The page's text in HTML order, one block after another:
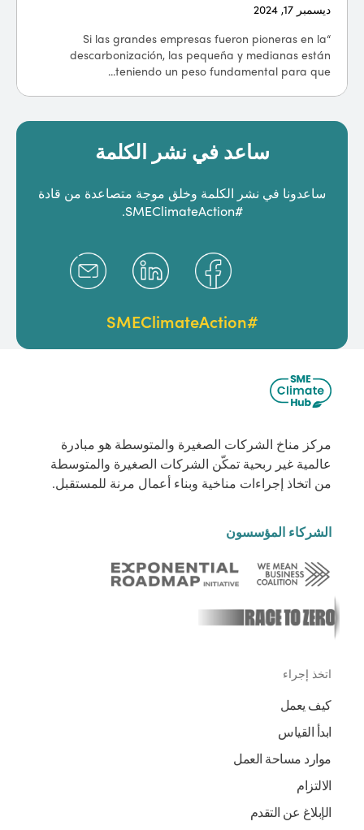
ديسمبر 17, 2024
“Si las grandes empresas fueron pioneras en la
descarbonización, las pequeña y medianas están
teniendo un peso fundamental para que...
ساعد في نشر الكلمة
ساعدونا في نشر الكلمة وخلق موجة متصاعدة من قادة
#SMEClimateAction.
#SMEClimateAction
مركز مناخ الشركات الصغيرة والمتوسطة هو مبادرة
عالمية غير ربحية تمكّن الشركات الصغيرة والمتوسطة
من اتخاذ إجراءات مناخية وبناء أعمال مرنة للمستقبل.
الشركاء المؤسسون
اتخذ إجراء
كيف يعمل
ابدأ القياس
موارد مساحة العمل
الالتزام
الإبلاغ عن التقدم